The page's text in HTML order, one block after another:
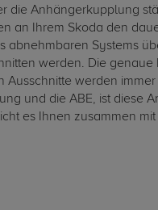
die Anhängerkupplung
an Ihrem Skoda den
abnehmbaren Systems
werden. Die
Ausschnitte werden
und die ABE, ist diese
es Ihnen zusammen